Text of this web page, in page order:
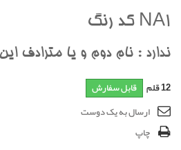
NA1 کد رنگ
ندارد : نام دوم و يا مترادف
12قلم قابل سفارش
ارسال به یک دوست
چاپ